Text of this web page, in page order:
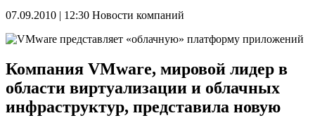
07.09.2010 | 12:30 Новости компаний
Компания VMware, мировой лидер в
области виртуализации и облачных
инфраструктур, представила новую